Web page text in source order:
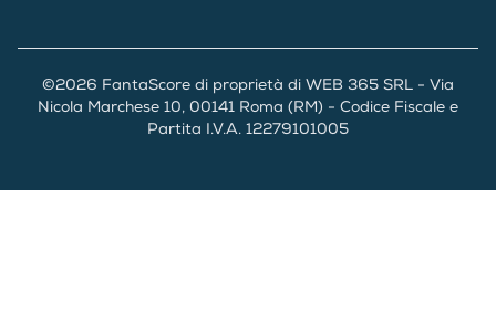
©2026 FantaScore di proprietà di WEB 365 SRL - Via
Nicola Marchese 10, 00141 Roma (RM) - Codice Fiscale e
Partita I.V.A. 12279101005